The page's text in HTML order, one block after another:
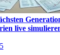
live